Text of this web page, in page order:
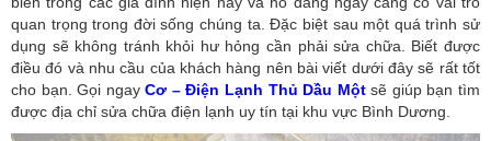
quan trọng trong đời sống chúng ta. Đặc biệt sau một quá trình sử
dụng sẽ không tránh khỏi hư hỏng cần phải sửa chữa. Biết được
điều đó và nhu cầu của khách hàng nên bài viết dưới đây sẽ rất tốt
cho bạn. Gọi ngayCơ – Điện Lạnh Thủ Dầu Một sẽ giúp bạn tìm
được địa chỉ sửa chữa điện lạnh uy tín tại khu vực Bình Dương.